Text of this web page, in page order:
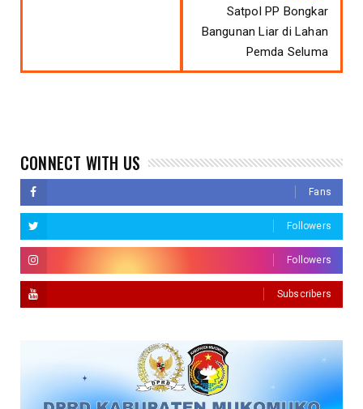
Satpol PP Bongkar
Bangunan Liar di Lahan
Pemda Seluma
CONNECT WITH US
Fans
Followers
Followers
Subscribers